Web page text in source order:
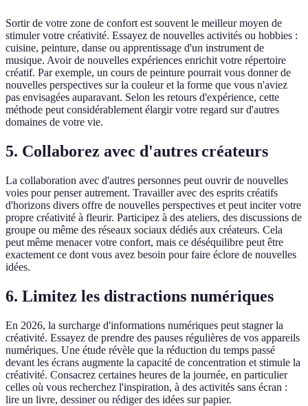
Sortir de votre zone de confort est souvent le meilleur moyen de
stimuler votre créativité. Essayez de nouvelles activités ou hobbies :
cuisine, peinture, danse ou apprentissage d'un instrument de
musique. Avoir de nouvelles expériences enrichit votre répertoire
créatif. Par exemple, un cours de peinture pourrait vous donner de
nouvelles perspectives sur la couleur et la forme que vous n'aviez
pas envisagées auparavant. Selon les retours d'expérience, cette
méthode peut considérablement élargir votre regard sur d'autres
domaines de votre vie.
5. Collaborez avec d'autres créateurs
La collaboration avec d'autres personnes peut ouvrir de nouvelles
voies pour penser autrement. Travailler avec des esprits créatifs
d'horizons divers offre de nouvelles perspectives et peut inciter votre
propre créativité à fleurir. Participez à des ateliers, des discussions de
groupe ou même des réseaux sociaux dédiés aux créateurs. Cela
peut même menacer votre confort, mais ce déséquilibre peut être
exactement ce dont vous avez besoin pour faire éclore de nouvelles
idées.
6. Limitez les distractions numériques
En 2026, la surcharge d'informations numériques peut stagner la
créativité. Essayez de prendre des pauses régulières de vos appareils
numériques. Une étude révèle que la réduction du temps passé
devant les écrans augmente la capacité de concentration et stimule la
créativité. Consacrez certaines heures de la journée, en particulier
celles où vous recherchez l'inspiration, à des activités sans écran :
lire un livre, dessiner ou rédiger des idées sur papier.